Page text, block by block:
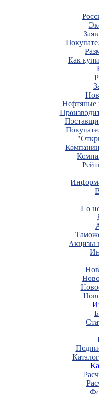
Как
Нефтяные
По
Акцизы